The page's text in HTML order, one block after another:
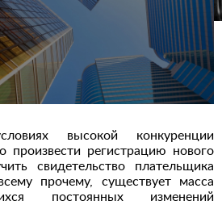
высокой конкуренции
произвести регистрацию нового
свидетельство плательщика
прочему, существует масса
постоянных изменений